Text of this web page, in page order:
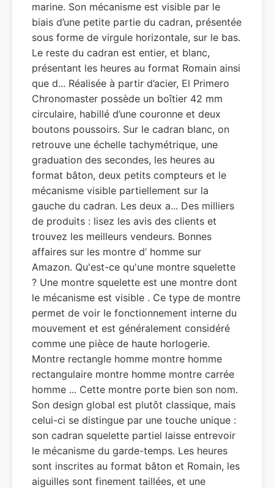
marine. Son mécanisme est visible par le
biais d’une petite partie du cadran, présentée
sous forme de virgule horizontale, sur le bas.
Le reste du cadran est entier, et blanc,
présentant les heures au format Romain ainsi
que d... Réalisée à partir d’acier, El Primero
Chronomaster possède un boîtier 42 mm
circulaire, habillé d’une couronne et deux
boutons poussoirs. Sur le cadran blanc, on
retrouve une échelle tachymétrique, une
graduation des secondes, les heures au
format bâton, deux petits compteurs et le
mécanisme visible partiellement sur la
gauche du cadran. Les deux a... Des milliers
de produits : lisez les avis des clients et
trouvez les meilleurs vendeurs. Bonnes
affaires sur les montre d’ homme sur
Amazon. Qu'est-ce qu'une montre squelette
? Une montre squelette est une montre dont
le mécanisme est visible . Ce type de montre
permet de voir le fonctionnement interne du
mouvement et est généralement considéré
comme une pièce de haute horlogerie.
Montre rectangle homme montre homme
rectangulaire montre homme montre carrée
homme ... Cette montre porte bien son nom.
Son design global est plutôt classique, mais
celui-ci se distingue par une touche unique :
son cadran squelette partiel laisse entrevoir
le mécanisme du garde-temps. Les heures
sont inscrites au format bâton et Romain, les
aiguilles sont finement taillées, et une